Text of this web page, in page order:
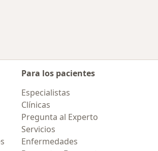
Para los pacientes
Especialistas
Clínicas
Pregunta al Experto
Servicios
Enfermedades